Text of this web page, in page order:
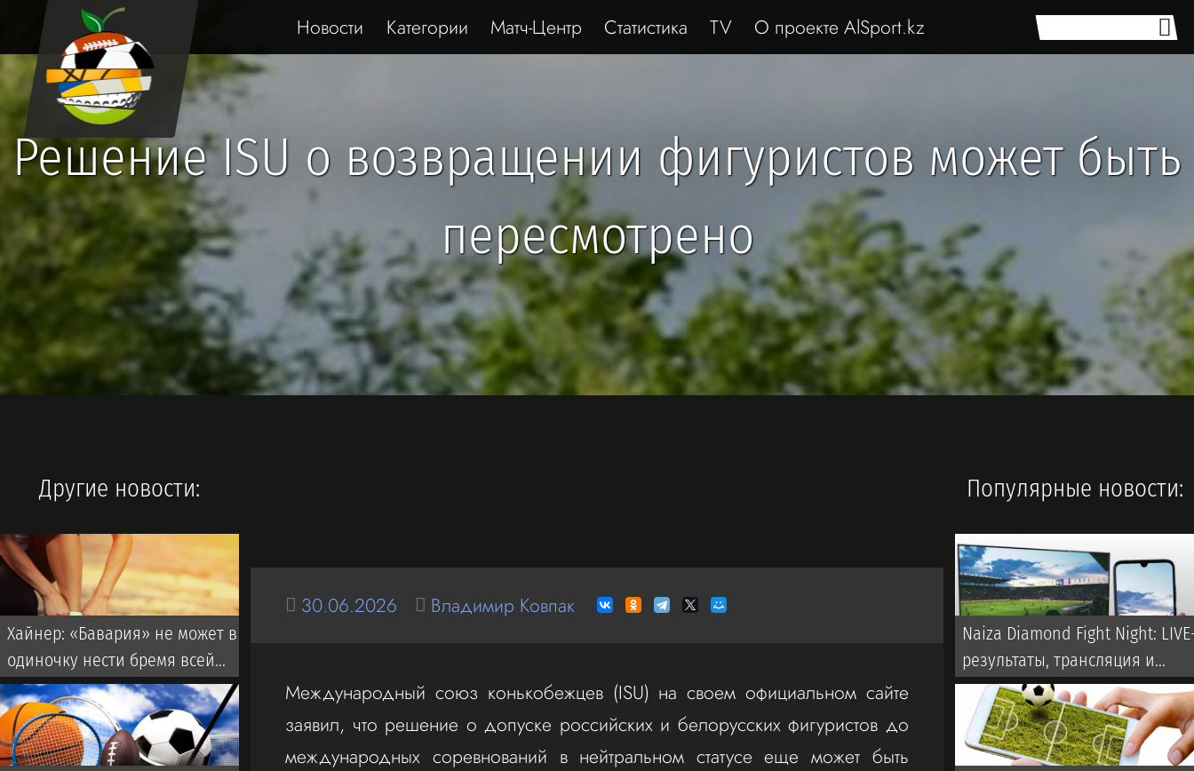
Новости Категории Матч-Центр Статистика TV О проекте AlSport.kz
Решение ISU о возвращении фигуристов может быть
пересмотрено
30.06.2026 Владимир Ковпак
Международный союз конькобежцев (ISU) на своем официальном сайте
заявил, что решение о допуске российских и белорусских фигуристов до
международных соревнований в нейтральном статусе еще может быть
Другие новости:
Хайнер: «Бавария» не может в
одиночку нести бремя всей
Бундеслиги
Популярные новости:
Naiza Diamond Fight Night:
результаты, трансляция и
видео всех боев